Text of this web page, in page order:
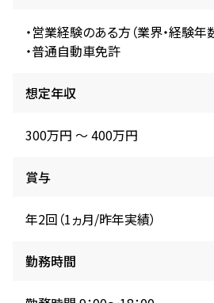
・営業経験のある方（業界・経験年
・普通自動車免許
想定年収
300万円 〜 400万円
賞与
年2回（1ヵ月/昨年実績）
勤務時間